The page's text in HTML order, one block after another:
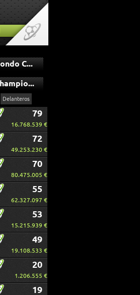
Último video del futmondo Champions
Plantilla - futmondo Champions
Delanteros
79
16.768.539 €
72
49.253.230 €
70
80.475.005 €
55
62.327.097 €
53
15.215.939 €
49
19.108.533 €
20
1.206.555 €
19